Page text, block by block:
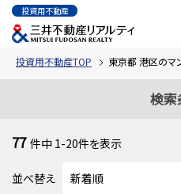
投資用不動産
投資用不動産TOP 東京都 港区のマ
検索
77 件中 1-20件を表示
並べ替え